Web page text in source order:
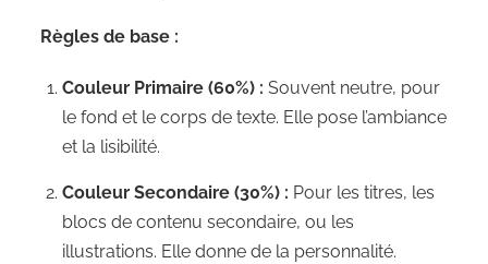
Règles de base :
Couleur Primaire (60%) : Souvent neutre, pour
le fond et le corps de texte. Elle pose l’ambiance
et la lisibilité.
Couleur Secondaire (30%) : Pour les titres, les
blocs de contenu secondaire, ou les
illustrations. Elle donne de la personnalité.